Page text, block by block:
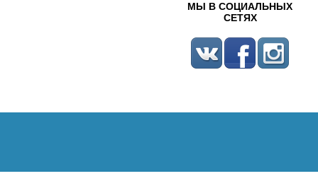
МЫ В СОЦИАЛЬНЫХ
СЕТЯХ